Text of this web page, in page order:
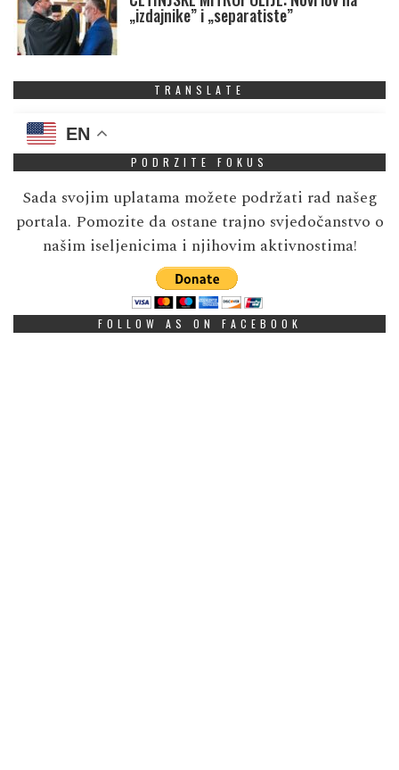
„izdajnike” i „separatiste”
TRANSLATE
EN
PODRZITE FOKUS
Sada svojim uplatama možete podržati rad našeg
portala. Pomozite da ostane trajno svjedočanstvo o
našim iseljenicima i njihovim aktivnostima!
FOLLOW AS ON FACEBOOK